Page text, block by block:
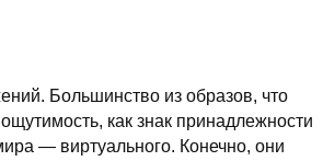
Большинство из образов, что
как знак принадлежности
— виртуального. Конечно, они